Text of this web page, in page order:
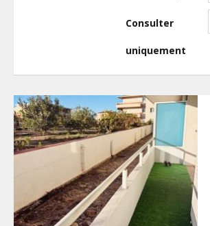
Consulter
uniquement